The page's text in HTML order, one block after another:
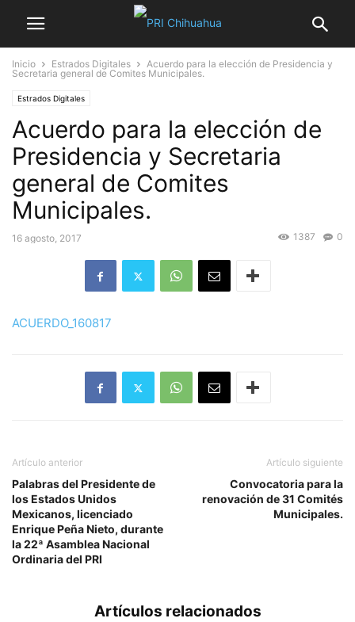
Inicio Estrados Digitales
Acuerdo para la elección de Presidencia y
Secretaria general de Comites Municipales.
Estrados Digitales
Acuerdo para la elección de
Presidencia y Secretaria
general de Comites
Municipales.
16 agosto, 2017 0
1387
ACUERDO_160817
Artículo anterior
Palabras del Presidente de
los Estados Unidos
Mexicanos, licenciado
Enrique Peña Nieto, durante
la 22ª Asamblea Nacional
Ordinaria del PRI
Artículo siguiente
Convocatoria para la
renovación de 31 Comités
Municipales.
Artículos relacionados